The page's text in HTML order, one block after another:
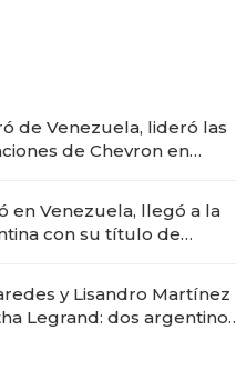
de Venezuela, lideró las
de Chevron en
en Venezuela, llegó a la
con su título de
"fast premium"
y Lisandro Martínez
Legrand: dos argentinos